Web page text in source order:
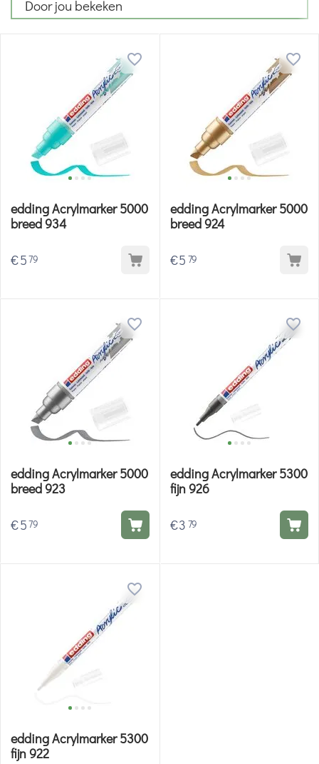
Door jou bekeken
edding Acrylmarker 5000
breed 934
€579
edding Acrylmarker 5000
breed 924
€5 79
edding Acrylmarker 5000
breed 923
€579
edding Acrylmarker 5300
fijn 926
€3 79
edding Acrylmarker 5300
fijn 922